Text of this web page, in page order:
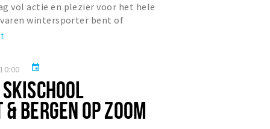
vol actie en plezier voor het hele
wintersporter bent of
naar deze actieve...
event
& BERGEN OP ZOOM